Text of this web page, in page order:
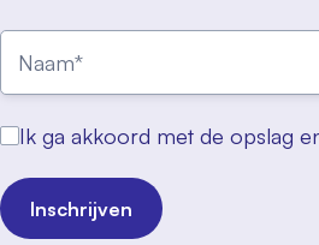
Ik ga akkoord met de opslag
Inschrijven